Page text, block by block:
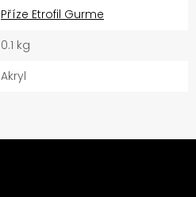
Příze Etrofil Gurme
0.1 kg
Akryl